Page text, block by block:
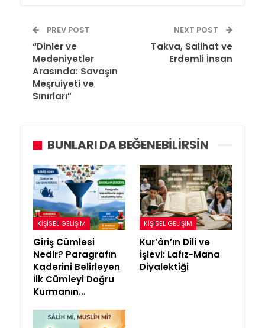
PREV POST
“Dinler ve
Medeniyetler
Arasında: Savaşın
Meşruiyeti ve
Sınırları”
NEXT POST
Takva, Salihat ve
Erdemli İnsan
BUNLARI DA BEĞENEBILIRSIN
KIŞISEL GELIŞIM
Giriş Cümlesi
Nedir? Paragrafın
Kaderini Belirleyen
İlk Cümleyi Doğru
Kurmanın…
KIŞISEL GELIŞIM
Kur’ân’ın Dili ve
İşlevi: Lafız-Mana
Diyalektiği